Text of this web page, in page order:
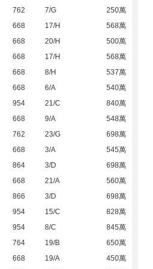
762 7/G
250萬
668 17/H
568萬
668 20/H
500萬
668 17/H
568萬
668 8/H
537萬
668 6/A
540萬
954 21/C
840萬
668 9/A
548萬
762 23/G
698萬
668 3/A
545萬
864 3/D
698萬
668 21/A
560萬
866 3/D
698萬
954 15/C
828萬
954 8/C
845萬
764 19/B
650萬
668 19/A
450萬